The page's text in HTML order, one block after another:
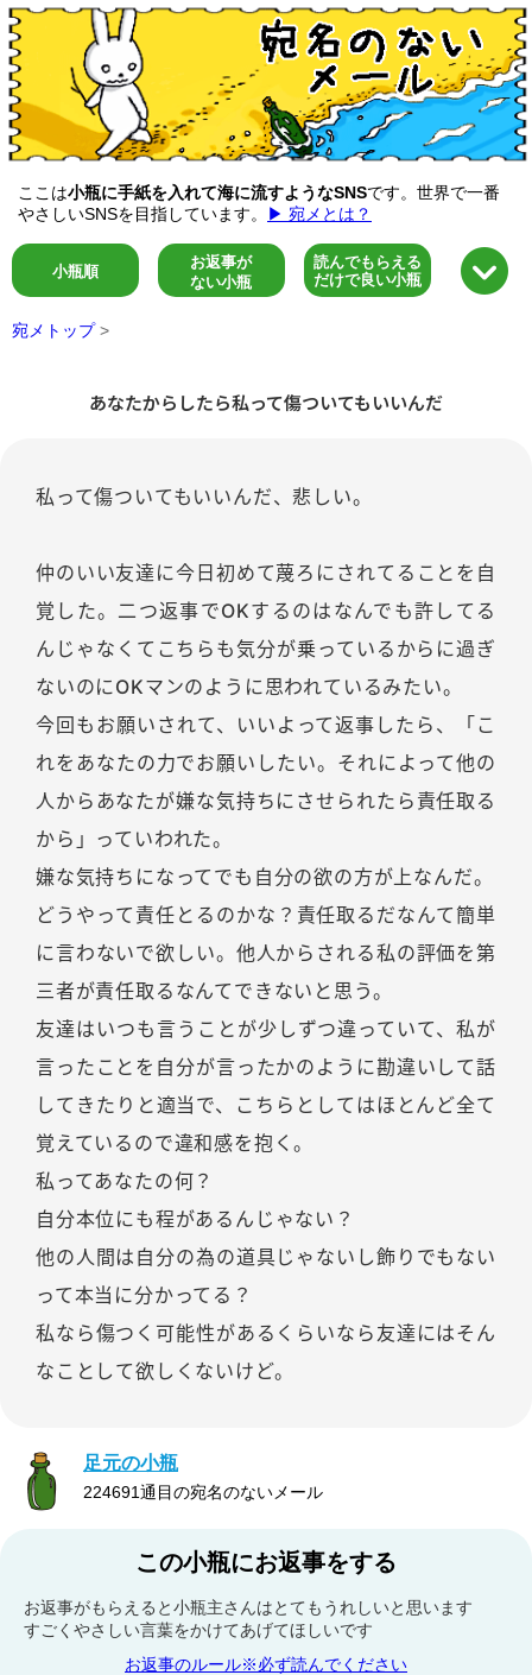
ここは小瓶に手紙を入れて海に流すようなSNSです。世界で一番
やさしいSNSを目指しています。
▶ 宛メとは？
小瓶順
お返事が
ない小瓶
読んでもらえる
だけで良い小瓶
宛メトップ >
あなたからしたら私って傷ついてもいいんだ
私って傷ついてもいいんだ、悲しい。
仲のいい友達に今日初めて蔑ろにされてることを自
覚した。二つ返事でOKするのはなんでも許してる
んじゃなくてこちらも気分が乗っているからに過ぎ
ないのにOKマンのように思われているみたい。
今回もお願いされて、いいよって返事したら、「こ
れをあなたの力でお願いしたい。それによって他の
人からあなたが嫌な気持ちにさせられたら責任取る
から」っていわれた。
嫌な気持ちになってでも自分の欲の方が上なんだ。
どうやって責任とるのかな？責任取るだなんて簡単
に言わないで欲しい。他人からされる私の評価を第
三者が責任取るなんてできないと思う。
友達はいつも言うことが少しずつ違っていて、私が
言ったことを自分が言ったかのように勘違いして話
してきたりと適当で、こちらとしてはほとんど全て
覚えているので違和感を抱く。
私ってあなたの何？
自分本位にも程があるんじゃない？
他の人間は自分の為の道具じゃないし飾りでもない
って本当に分かってる？
私なら傷つく可能性があるくらいなら友達にはそん
なことして欲しくないけど。
足元の小瓶
224691通目の宛名のないメール
この小瓶にお返事をする
お返事がもらえると小瓶主さんはとてもうれしいと思います
すごくやさしい言葉をかけてあげてほしいです
お返事のルール※必ず読んでください